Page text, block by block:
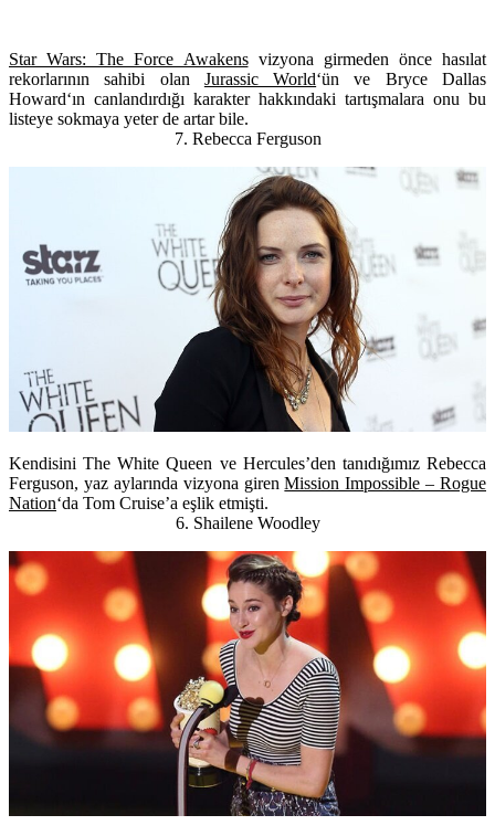
Star Wars: The Force Awakensvizyona girmeden önce hasılat
rekorlarının sahibi olan Jurassic World‘ün ve Bryce Dallas
Howard‘ın canlandırdığı karakter hakkındaki tartışmalara onu bu
listeye sokmaya yeter de artar bile.
7. Rebecca Ferguson
Kendisini The White Queen ve Hercules’den tanıdığımız Rebecca
Ferguson, yaz aylarında vizyona girenMission Impossible – Rogue
Nation‘da Tom Cruise’a eşlik etmişti.
6. Shailene Woodley